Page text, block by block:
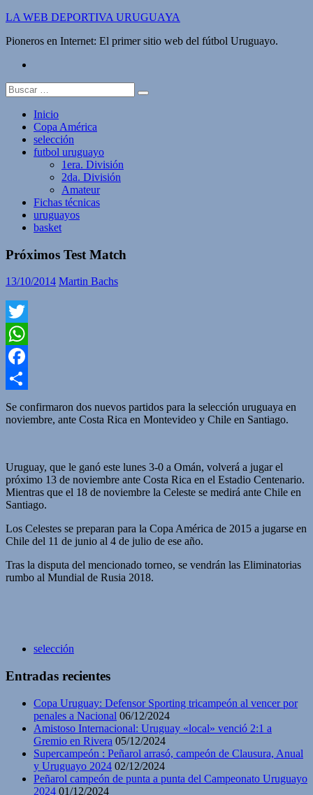
Saltar
contenido
LA WEB DEPORTIVA URUGUAYA
Pioneros en Internet: El primer sitio web del fútbol Uruguayo.
Buscar:
Inicio
Copa América
selección
futbol uruguayo
1era. División
2da. División
Amateur
Fichas técnicas
uruguayos
basket
Próximos Test Match
13/10/2014 Martin Bachs
Twitter
WhatsApp
Facebook
Compartir
Se confirmaron dos nuevos partidos para la selección uruguaya en
noviembre, ante Costa Rica en Montevideo y Chile en Santiago.
Uruguay, que le ganó este lunes 3-0 a Omán, volverá a jugar el
próximo 13 de noviembre ante Costa Rica en el Estadio Centenario.
Mientras que el 18 de noviembre la Celeste se medirá ante Chile en
Santiago.
Los Celestes se preparan para la Copa América de 2015 a jugarse en
Chile del 11 de junio al 4 de julio de ese año.
Tras la disputa del mencionado torneo, se vendrán las Eliminatorias
rumbo al Mundial de Rusia 2018.
selección
Entradas recientes
Copa Uruguay: Defensor Sporting tricampeón al vencer por
penales a Nacional 06/12/2024
Amistoso Internacional: Uruguay «local» venció 2:1 a
Gremio en Rivera 05/12/2024
Supercampeón : Peñarol arrasó, campeón de Clausura, Anual
y Uruguayo 2024 02/12/2024
Peñarol campeón de punta a punta del Campeonato Uruguayo
2024 01/12/2024